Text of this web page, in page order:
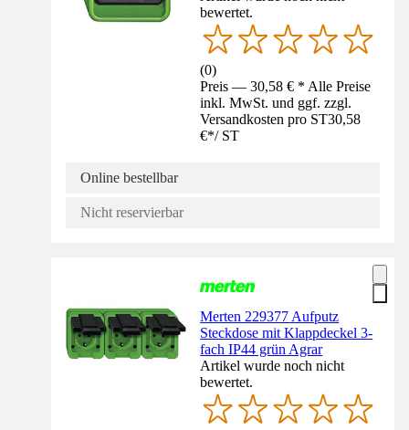
bewertet.
(0)
Preis — 30,58 € * Alle Preise
inkl. MwSt. und ggf. zzgl.
Versandkosten pro ST30,58
€*/ ST
Online bestellbar
Nicht reservierbar
Merten 229377 Aufputz
Steckdose mit Klappdeckel 3-
fach IP44 grün Agrar
Artikel wurde noch nicht
bewertet.